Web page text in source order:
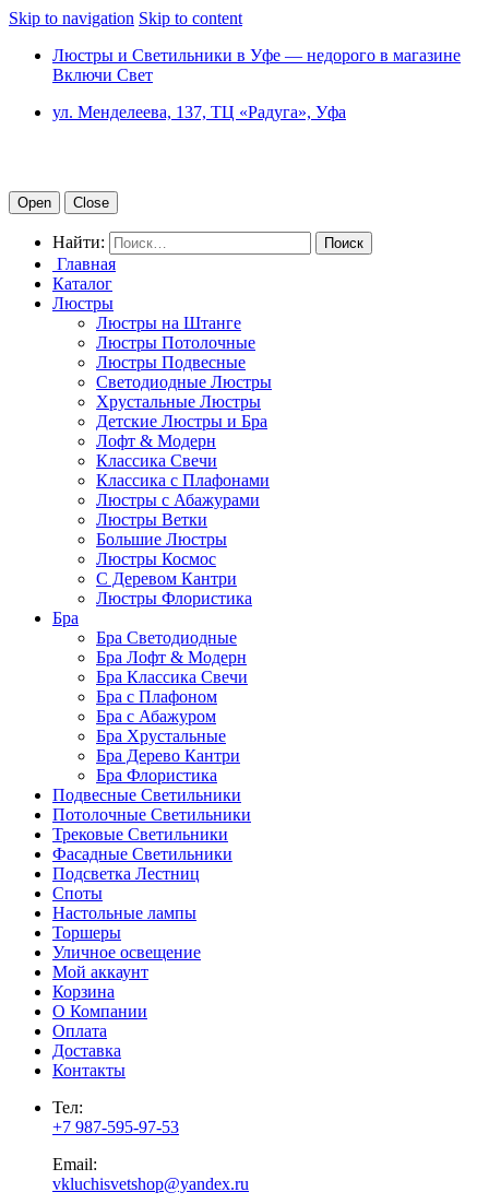
Skip to navigation Skip to content
Люстры и Светильники в Уфе — недорого в магазине
Включи Свет
ул. Менделеева, 137, ТЦ «Радуга», Уфа
Open Close
Найти:
Главная
Каталог
Люстры
Люстры на Штанге
Люстры Потолочные
Люстры Подвесные
Светодиодные Люстры
Хрустальные Люстры
Детские Люстры и Бра
Лофт & Модерн
Классика Свечи
Классика с Плафонами
Люстры с Абажурами
Люстры Ветки
Большие Люстры
Люстры Космос
С Деревом Кантри
Люстры Флористика
Бра
Бра Светодиодные
Бра Лофт & Модерн
Бра Классика Свечи
Бра с Плафоном
Бра с Абажуром
Бра Хрустальные
Бра Дерево Кантри
Бра Флористика
Подвесные Светильники
Потолочные Светильники
Трековые Светильники
Фасадные Светильники
Подсветка Лестниц
Споты
Настольные лампы
Торшеры
Уличное освещение
Мой аккаунт
Корзина
О Компании
Оплата
Доставка
Контакты
Тел:
+7 987-595-97-53
Email:
vkluchisvetshop@yandex.ru